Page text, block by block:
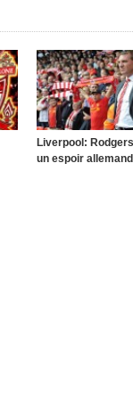
Liverpool:
un espoir allemand